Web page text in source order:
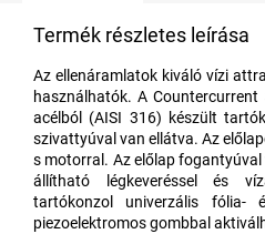
Termék részletes leírása
Az ellenáramlatok kiváló vízi
használhatók. A Countercurrent
acélból (AISI 316) készült
szivattyúval van ellátva. Az
s motorral. Az előlap fogantyúval
állítható légkeveréssel és
tartókonzol univerzális fólia-
piezoelektromos gombbal